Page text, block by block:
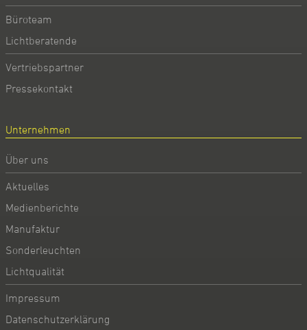
Büroteam
Lichtberatende
Vertriebspartner
Pressekontakt
Unternehmen
Über uns
Aktuelles
Medienberichte
Manufaktur
Sonderleuchten
Lichtqualität
Impressum
Datenschutzerklärung